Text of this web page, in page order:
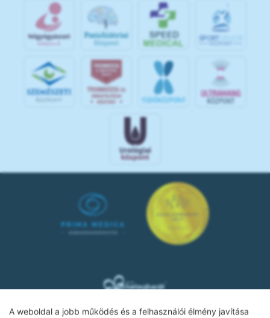
A weboldal a jobb működés és a felhasználói élmény javítása
SPOR